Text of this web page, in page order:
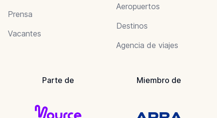
Prensa
Vacantes
Aeropuertos
Destinos
Agencia de viajes
Parte de Miembro de